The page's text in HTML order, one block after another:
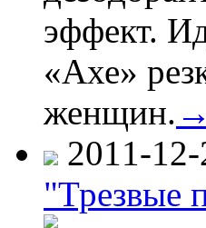
эффект.
«Ахе»
женщин. →
2011-
"Трезвые